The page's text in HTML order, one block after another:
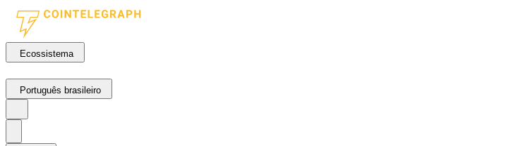
Ecossistema
Português brasileiro